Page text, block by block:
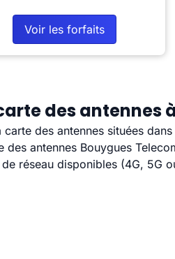
Voir les forfaits
des antennes
carte des antennes situées
des antennes Bouygues
réseau disponibles (4G, 5G